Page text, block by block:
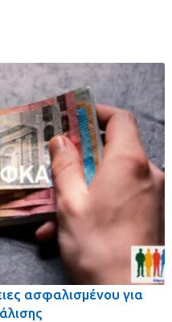
ασφαλισμένου για